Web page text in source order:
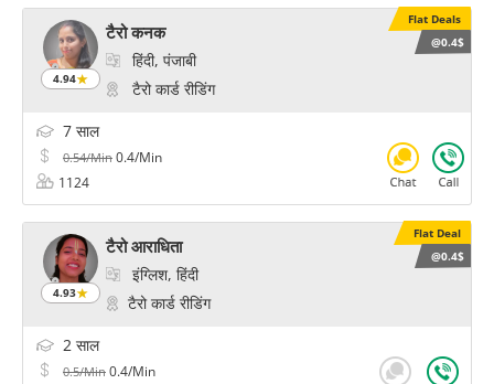
Flat Deals
@0.4$
4.94
टैरो कनक
हिंदी, पंजाबी
टैरो कार्ड रीडिंग
7 साल
0.54/Min 0.4/Min
1124
Flat Deal
@0.4$
4.93
टैरो आराधिता
इंग्लिश, हिंदी
टैरो कार्ड रीडिंग
2 साल
0.5/Min 0.4/Min